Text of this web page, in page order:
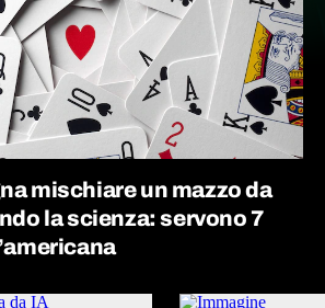
mischiare un mazzo da
la scienza: servono 7